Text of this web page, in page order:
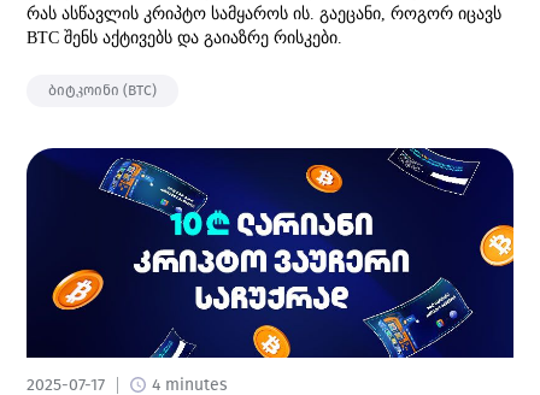
რას ასწავლის კრიპტო სამყაროს ის. გაეცანი, როგორ იცავს
BTC შენს აქტივებს და გაიაზრე რისკები.
ბიტკოინი (BTC)
2025-07-17 4 minutes